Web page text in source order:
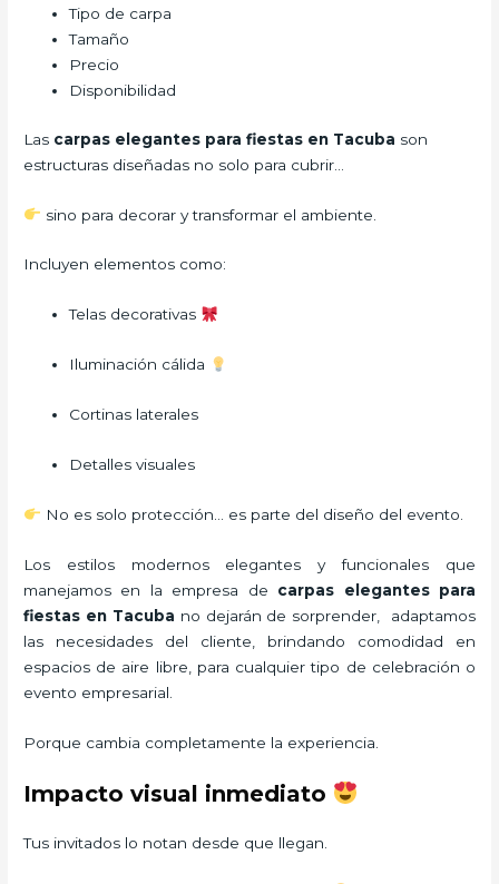
Tipo de carpa
Tamaño
Precio
Disponibilidad
Las carpas elegantes para fiestas en Tacuba son
estructuras diseñadas no solo para cubrir…
sino para decorar y transformar el ambiente.
Incluyen elementos como:
Telas decorativas
Iluminación cálida
Cortinas laterales
Detalles visuales
No es solo protección… es parte del diseño del evento.
Los estilos modernos elegantes y funcionales que
manejamos en la empresa de carpas elegantes para
fiestas en Tacuba no dejarán de sorprender, adaptamos
las necesidades del cliente, brindando comodidad en
espacios de aire libre, para cualquier tipo de celebración o
evento empresarial.
Porque cambia completamente la experiencia.
Impacto visual inmediato
Tus invitados lo notan desde que llegan.